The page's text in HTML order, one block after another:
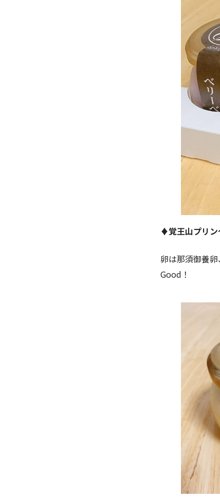
♦︎覚王山プリン
卵は那須御養
Good！